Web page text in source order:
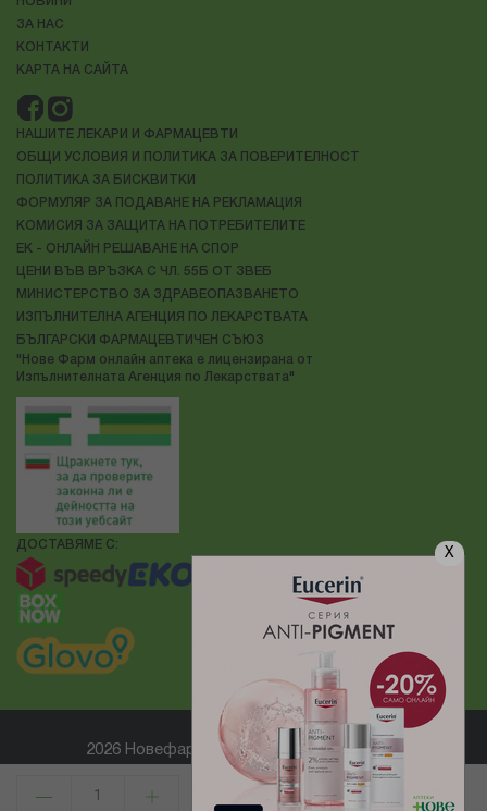
X
КУПИ
ЗА НАС
КОНТАКТИ
КАРТА НА САЙТА
НАШИТЕ ЛЕКАРИ И ФАРМАЦЕВТИ
ОБЩИ УСЛОВИЯ И ПОЛИТИКА ЗА ПОВЕРИТЕЛНОСТ
ПОЛИТИКА ЗА БИСКВИТКИ
ФОРМУЛЯР ЗА ПОДАВАНЕ НА РЕКЛАМАЦИЯ
КОМИСИЯ ЗА ЗАЩИТА НА ПОТРЕБИТЕЛИТЕ
ЕК - ОНЛАЙН РЕШАВАНЕ НА СПОР
ЦЕНИ ВЪВ ВРЪЗКА С ЧЛ. 55Б ОТ ЗВЕБ
МИНИСТЕРСТВО ЗА ЗДРАВЕОПАЗВАНЕТО
ИЗПЪЛНИТЕЛНА АГЕНЦИЯ ПО ЛЕКАРСТВАТА
БЪЛГАРСКИ ФАРМАЦЕВТИЧЕН СЪЮЗ
"Нове Фарм онлайн аптека е лицензирана от
Изпълнителната Агенция по Лекарствата"
ДОСТАВЯМЕ С:
2026 Новефарм ® Всички права запазени
Електронен магазин